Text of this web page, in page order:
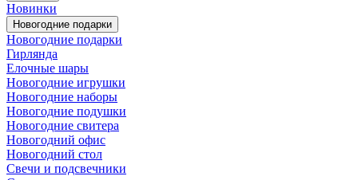
Новинки
Новогодние подарки
Новогодние подарки
Гирлянда
Елочные шары
Новогодние игрушки
Новогодние наборы
Новогодние подушки
Новогодние свитера
Новогодний офис
Новогодний стол
Свечи и подсвечники